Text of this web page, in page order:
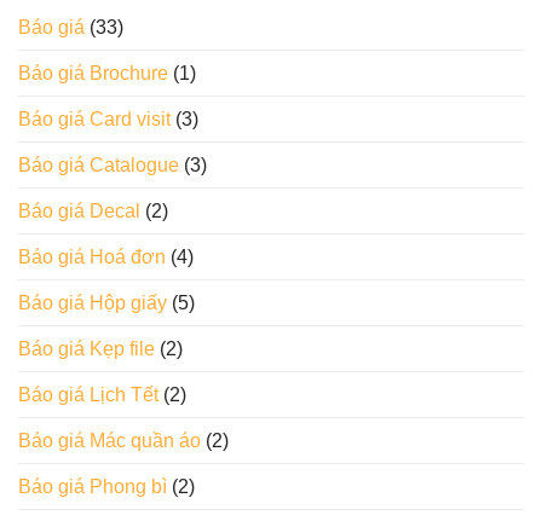
Báo giá (33)
Báo giá Brochure (1)
Báo giá Card visit(3)
Báo giá Catalogue (3)
Báo giá Decal (2)
Báo giá Hoá đơn (4)
Báo giá Hộp giấy (5)
Báo giá Kẹp file (2)
Báo giá Lịch Tết(2)
Báo giá Mác quần áo (2)
Báo giá Phong bì (2)